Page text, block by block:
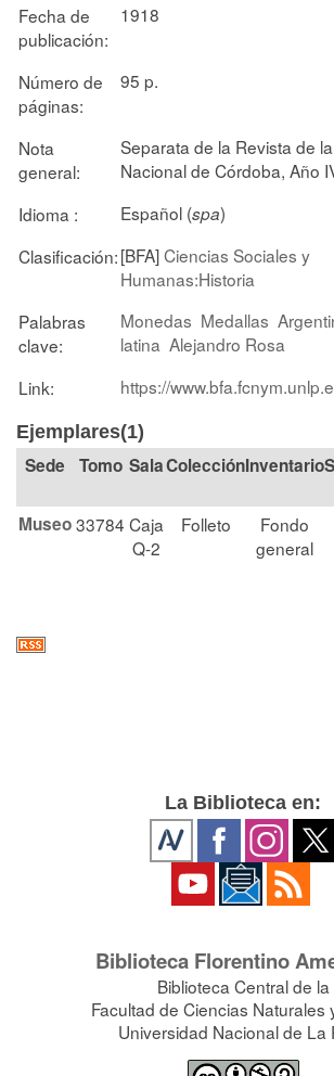
Fecha de
publicación:
1918
Número de
páginas:
95 p.
Nota
general:
Separata de la Revista de
Nacional de Córdoba, Año
Idioma :
Español (spa)
Clasificación:[BFA]Ciencias Sociales y
Humanas:Historia
Palabras
clave:
Monedas Medallas
latina Alejandro Rosa
Link:
https://
Ejemplares(1)
Tomo SalaColección
Museo33784 Caja
Q-2
Folleto
Fondo
general
La Biblioteca en:
Biblioteca Florentino
Biblioteca Central de la
Facultad de Ciencias Naturales
Universidad Nacional de La